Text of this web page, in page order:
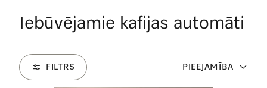
Iebūvējamie kafijas automāti
FILTRS PIEEJAMĪBA